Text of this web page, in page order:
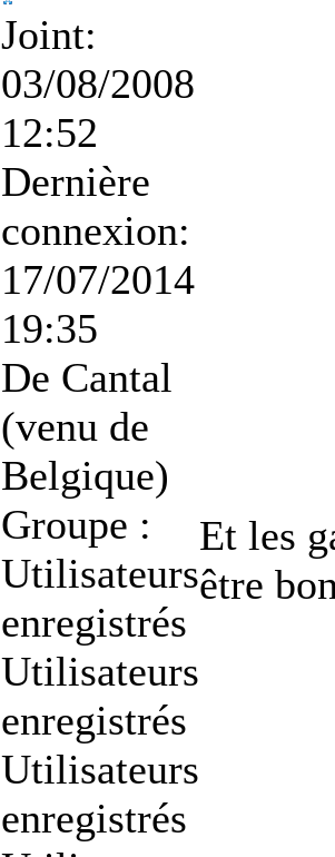
Joint:
03/08/2008
12:52
Dernière
connexion:
17/07/2014
19:35
De Cantal
(venu de
Belgique)
Groupe :
Utilisateurs
enregistrés
Utilisateurs
enregistrés
Utilisateurs
enregistrés
Et les
être